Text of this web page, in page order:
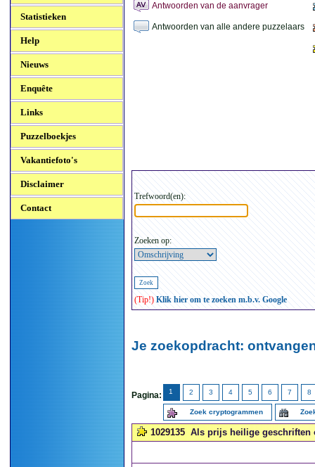
Statistieken
Help
Nieuws
Enquête
Links
Puzzelboekjes
Vakantiefoto's
Disclaimer
Contact
Antwoorden van de aanvrager
Antwoorden van alle andere puzzelaars
Trefwoord(en):
Zoeken op:
(Tip!) Klik hier om te zoeken m.b.v. Google
Je zoekopdracht:
Pagina: 1 2 3 4 5 6 7 8
Zoek cryptogrammen
1029135 Als prijs heilige geschriften